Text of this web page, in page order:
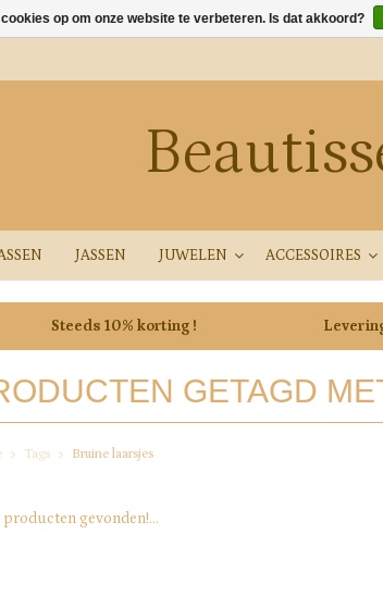
JASSEN JUWELEN ACCESSOIRES
Steeds 10% korting !
GETAGD
Tags Bruine laarsjes
producten gevonden!...
op om onze website te verbeteren. Is dat akkoord?